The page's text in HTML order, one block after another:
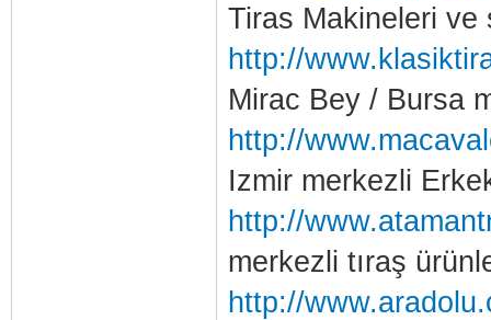
Tiras Makineleri ve
http://
Mirac Bey / Bursa
http://
Izmir merkezli
http://
merkezli tıraş
http://